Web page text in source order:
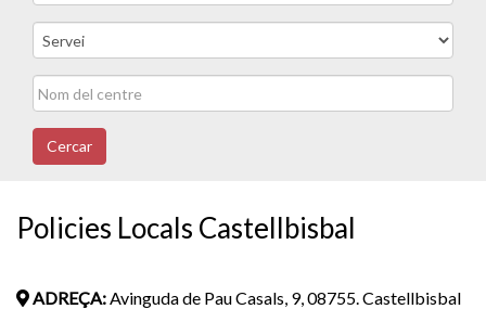
Cercar
Policies Locals Castellbisbal
ADREÇA:Avinguda de Pau Casals, 9, 08755. Castellbisbal